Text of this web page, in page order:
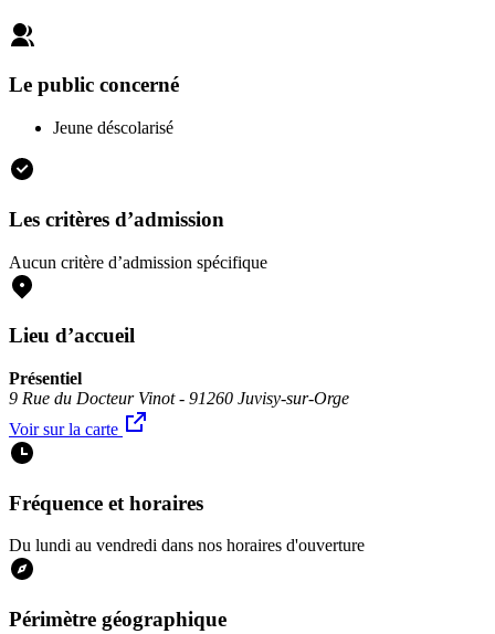
Le public concerné
Jeune déscolarisé
Les critères d’admission
Aucun critère d’admission spécifique
Lieu d’accueil
Présentiel
9 Rue du Docteur Vinot - 91260 Juvisy-sur-Orge
Voir sur la carte
Fréquence et horaires
Du lundi au vendredi dans nos horaires d'ouverture
Périmètre géographique